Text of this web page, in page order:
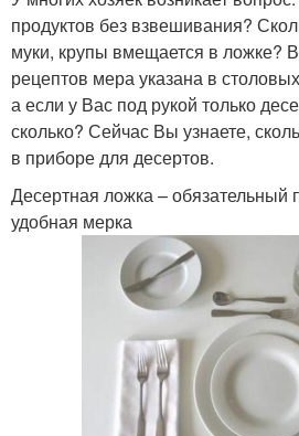
продуктов без взвешивания?
муки, крупы вмещается в ложке?
рецептов мера указана в
а если у Вас под рукой только
сколько? Сейчас Вы узнаете,
в приборе для десертов.
Десертная ложка – обязательный
удобная мерка